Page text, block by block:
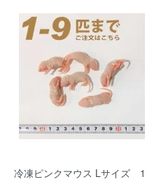
冷凍ピンクマウス Lサイズ 1